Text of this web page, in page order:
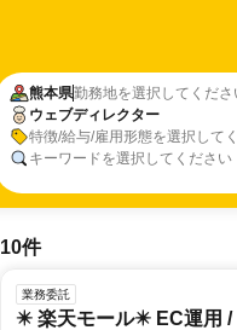
熊本県勤務地を選択してくださ
ウェブディレクター
特徴/給与/雇用形態を選択して
キーワードを選択してください
10件
業務委託
✴️ 楽天モール✴️ EC運用 /